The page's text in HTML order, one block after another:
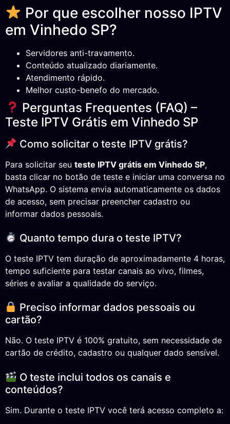
Por que escolher nosso IPTV
em Vinhedo SP?
Servidores anti-travamento.
Conteúdo atualizado diariamente.
Atendimento rápido.
Melhor custo-benefo do mercado.
Perguntas Frequentes (FAQ) –
Teste IPTV Grátis em Vinhedo SP
Como solicitar o teste IPTV grátis?
Para solicitar seu teste IPTV grátis em Vinhedo SP,
basta clicar no botão de teste e iniciar uma conversa no
WhatsApp. O sistema envia automaticamente os dados
de acesso, sem precisar preencher cadastro ou
informar dados pessoais.
Quanto tempo dura o teste IPTV?
O teste IPTV tem duração de aproximadamente 4 horas,
tempo suficiente para testar canais ao vivo, filmes,
séries e avaliar a qualidade do serviço.
Preciso informar dados pessoais ou
cartão?
Não. O teste IPTV é 100% gratuito, sem necessidade de
cartão de crédito, cadastro ou qualquer dado sensível.
O teste inclui todos os canais e
conteúdos?
Sim. Durante o teste IPTV você terá acesso completo a: